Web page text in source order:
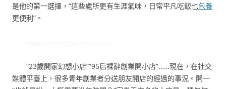
是他的第一選擇，“這些處所更有生涯氣味，日常平凡吃飯也包養
更便利”。
————————————
“23歲開家幻想小店”“95后裸辭創業開小店”……現在，在社交
媒體平臺上，很多青年創業者分送朋友開店的經過的事況。開一